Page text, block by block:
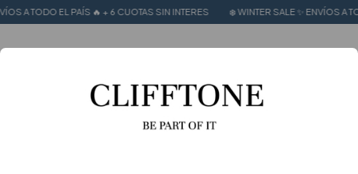
PAÍS 🔥 + 6 CUOTAS SIN INTERES ❄️ WINTER SALE ✨ ENVÍOS A TODO EL PAÍS